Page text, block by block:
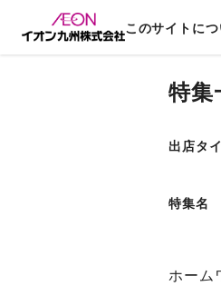
このサイトに
特集
出店タ
特集名
ホーム